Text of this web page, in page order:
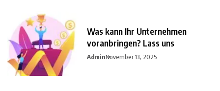
Was kann Ihr Unternehmen
voranbringen? Lass uns
AdminNovember 13, 2025